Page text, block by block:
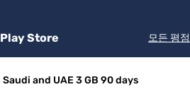
Play Store 모든 평
Saudi and UAE 3 GB 90 days